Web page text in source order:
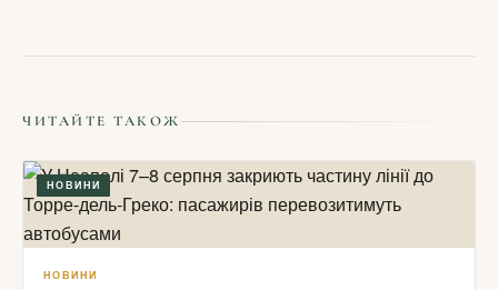
ЧИТАЙТЕ ТАКОЖ
НОВИНИ
НОВИНИ